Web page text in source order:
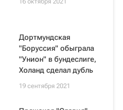
Дортмундская
"Боруссия" обыграла
"Унион" в бундеслиге,
Холанд сделал дубль
19 сентября 2021